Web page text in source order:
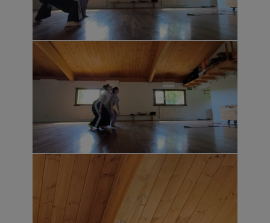
Arantza Iglesias(Lizarra, 1976). Bailarina y
creadora. En los últimos años ha trabajado
como intérprete en Txalaparta y Acciones
Sencillas del coreógrafo Jesús Rubio
Gamo. En noviembre de 2020 fue
reconocida en el ACT Festival por su solo
Lo No Manifestado, recibiendo una
mención especial a la mejor
interpretación. Paralelamente desarrolla el
proyecto de investigación El camino de la
Serpiente, centrado en la columna
vertebral como eje físico y simbólico,
donde explora el diálogo entre danza
africana y danza contemporánea desde
una dimensión poética y corporal. Su
formación en danza afrocontemporánea